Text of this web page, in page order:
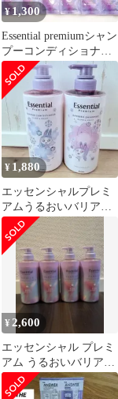
¥ 1,300
Essential premiumシャン
プーコンディショナー
14包トリートメント
¥ 1,880
エッセンシャルプレミ
アムうるおいバリアシ
ャンプートリートメン
ト グロウ&モイスト
¥ 2,600
エッセンシャル プレミ
アム うるおいバリアコ
ンディショナー グロウ
&モイスト